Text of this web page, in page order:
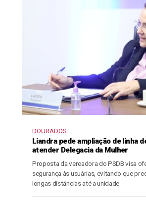
DOURADOS
Liandra pede ampliação de linha
atender Delegacia da Mulher
Proposta da vereadora do PSDB visa
segurança às usuárias, evitando que
longas distâncias até a unidade